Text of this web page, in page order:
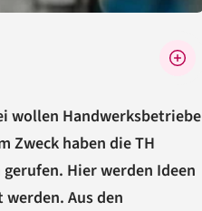
wollen Handwerksbetriebe
Zweck haben die TH
Hier werden Ideen
Aus den